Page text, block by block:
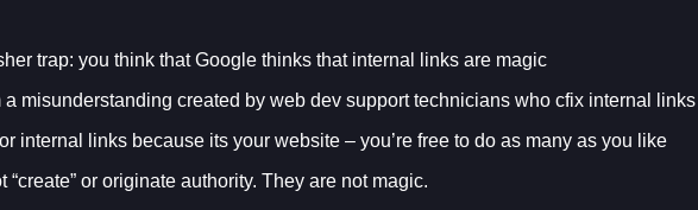
trap: you think that Google thinks that internal links are magic
a misunderstanding created by web dev support technicians who cfix internal
internal links because its your website – you’re free to do as many as you like
“create” or originate authority. They are not magic.